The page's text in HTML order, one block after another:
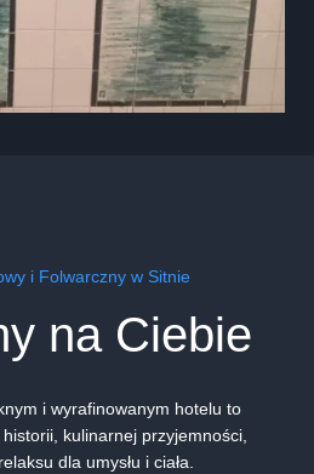
i Folwarczny w Sitnie
na Ciebie
i wyrafinowanym hotelu to
kulinarnej przyjemności,
dla umysłu i ciała.